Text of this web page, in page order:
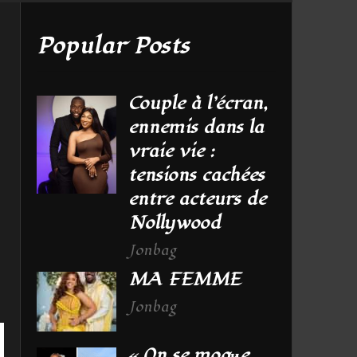
Popular Posts
Couple à l’écran,
ennemis dans la
vraie vie :
tensions cachées
entre acteurs de
Nollywood
Jonbag
MA FEMME
Jonbag